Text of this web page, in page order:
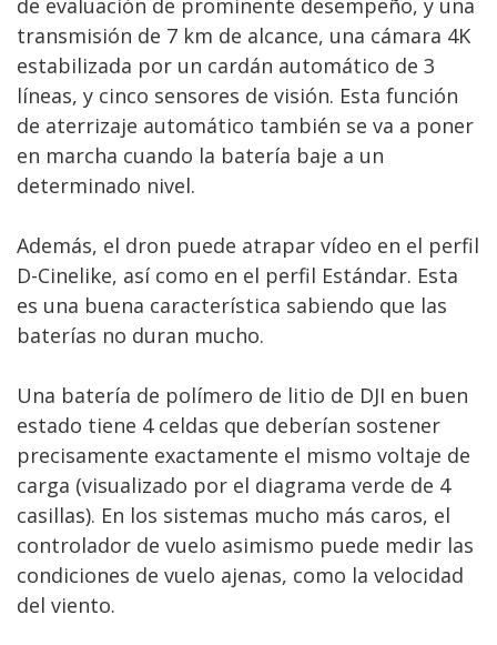
de evaluación de prominente desempeño, y una
transmisión de 7 km de alcance, una cámara 4K
estabilizada por un cardán automático de 3
líneas, y cinco sensores de visión. Esta función
de aterrizaje automático también se va a poner
en marcha cuando la batería baje a un
determinado nivel.
Además, el dron puede atrapar vídeo en el perfil
D-Cinelike, así como en el perfil Estándar. Esta
es una buena característica sabiendo que las
baterías no duran mucho.
Una batería de polímero de litio de DJI en buen
estado tiene 4 celdas que deberían sostener
precisamente exactamente el mismo voltaje de
carga (visualizado por el diagrama verde de 4
casillas). En los sistemas mucho más caros, el
controlador de vuelo asimismo puede medir las
condiciones de vuelo ajenas, como la velocidad
del viento.